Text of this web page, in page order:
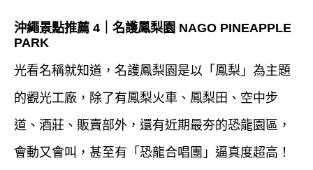
沖繩景點推薦 4｜名護鳳梨園 NAGO PINEAPPLE
PARK
光看名稱就知道，名護鳳梨園是以「鳳梨」為主題
的觀光工廠，除了有鳳梨火車、鳳梨田、空中步
道、酒莊、販賣部外，還有近期最夯的恐龍園區，
會動又會叫，甚至有「恐龍合唱團」逼真度超高！